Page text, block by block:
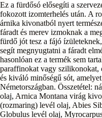
Ez a fürdősó elősegíti a
fokozott izomterhelés után. A
árnika kivonatból nyert
fáradt és merev izmoknak a
fürdő jót tesz a fájó
segít megnyugtatni a fáradt
hasonlóan ez a termék sem
paraffinokat vagy szilikonokat,
és kiváló minőségű sót,
Németországban. Összetétel:
olaj, Arnica Montana virág
(rozmaring) levél olaj, Abies
Globulus levél olaj,